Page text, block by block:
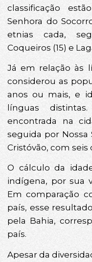
classificação
Senhora do
etnias cada,
Coqueiros (15) e
Já em relação às
considerou as
anos ou mais, e
línguas
encontrada na
seguida por Nossa
Cristóvão, com seis
O cálculo da
indígena, por sua
Em comparação
país, esse
pela Bahia,
país.
Apesar da